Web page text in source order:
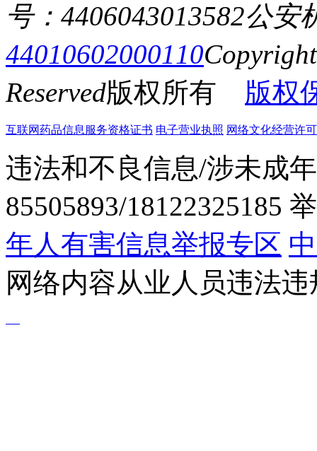
号：4406043013582公安
44010602000110
Reserved版权所有 版权
互联网药品信息服务资格证书 电子营业执照 网络文化经营许
违法和不良信息/涉未成
85505893/18122325185
年人有害信息举报专区
网络内容从业人员违法